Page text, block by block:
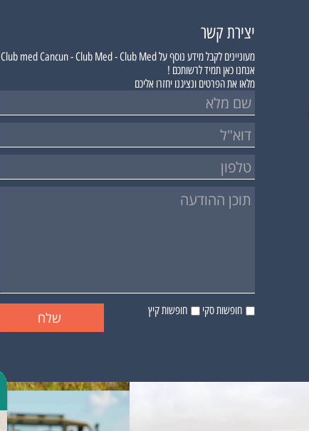
יצירת קשר
מעוניינים לקבל מידע נוסף עלClub med Cancun - Club Med - Club Med ?
אנחנו כאן תמיד לרשותכם !
מלאו את הפרטים ונציגנו יחזרו אליכם
חופשות סקי חופשות קיץ